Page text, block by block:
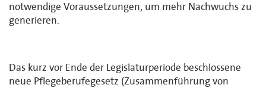
notwendige Voraussetzungen, um mehr Nachwuchs zu
generieren.
Das kurz vor Ende der Legislaturperiode beschlossene
neue Pflegeberufegesetz (Zusammenführung von